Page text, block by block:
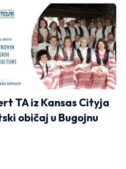
TA iz Kansas Cityja
običaj u Bugojnu